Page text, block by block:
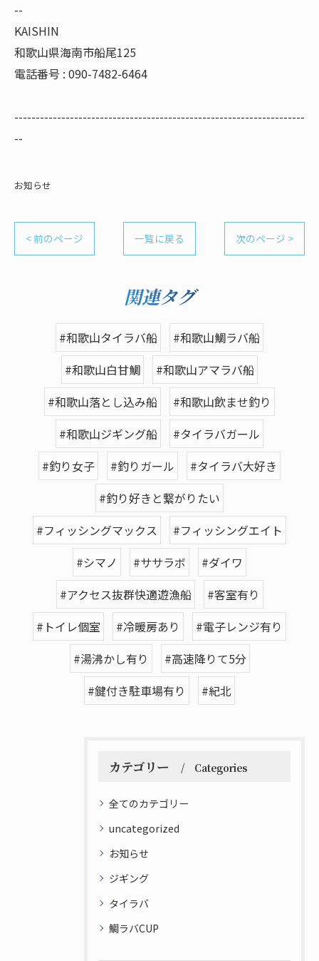
--
KAISHIN
和歌山県海南市船尾125
電話番号 : 090-7482-6464
--------------------------------------------------------------------
--
お知らせ
< 前のページ 一覧に戻る 次のページ >
関連タグ
#和歌山タイラバ船
#和歌山鯛ラバ船
#和歌山白甘鯛
#和歌山アマラバ船
#和歌山落とし込み船
#和歌山飲ませ釣り
#和歌山ジギング船
#タイラバガール
#釣り女子
#釣りガール
#タイラバ大好き
#釣り好きと繋がりたい
#フィッシングマックス
#フィッシングエイト
#シマノ
#ササラボ
#ダイワ
#アクセス抜群快適遊漁船
#客室有り
#トイレ個室
#冷暖房あり
#電子レンジ有り
#湯沸かし有り
#高速降りて5分
#鍵付き駐車場有り
#紀北
カテゴリー Categories
全てのカテゴリー
uncategorized
お知らせ
ジギング
タイラバ
鯛ラバCUP